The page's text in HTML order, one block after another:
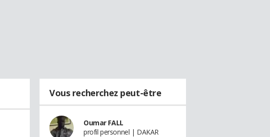
Vous recherchez peut-être
Oumar FALL
profil personnel | DAKAR